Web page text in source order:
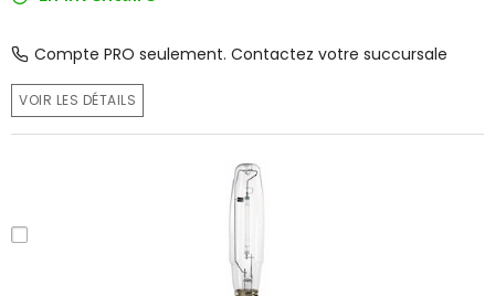
Compte PRO seulement. Contactez votre succursale
VOIR LES DÉTAILS